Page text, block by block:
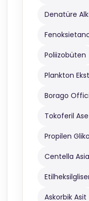
Denatüre
Poliizobüten
Plankton
Borago
Tokoferil
Propilen
Centella
Askorbik Asit